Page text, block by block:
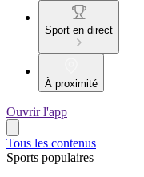
Sport en direct
À proximité
Ouvrir l'app
Tous les contenus
Sports populaires